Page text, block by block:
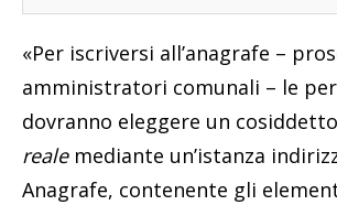
«Per iscriversi all’anagrafe –
amministratori comunali – le
dovranno eleggere un cosiddetto
reale mediante un’istanza
Anagrafe, contenente gli